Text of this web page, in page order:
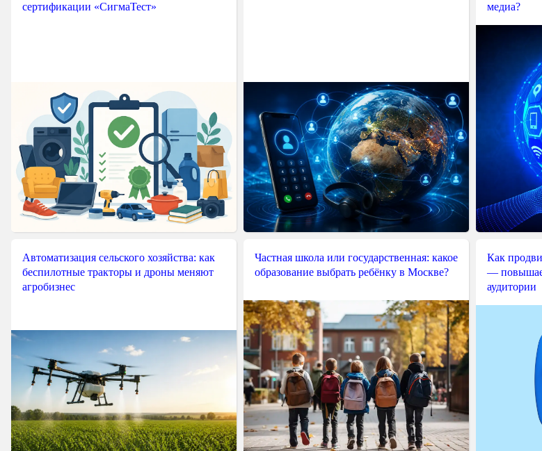
сертификации «СигмаТест»
медиа?
Автоматизация сельского хозяйства: как
беспилотные тракторы и дроны меняют
агробизнес
Частная школа или государственная: какое
образование выбрать ребёнку в Москве?
Как
—
аудитории